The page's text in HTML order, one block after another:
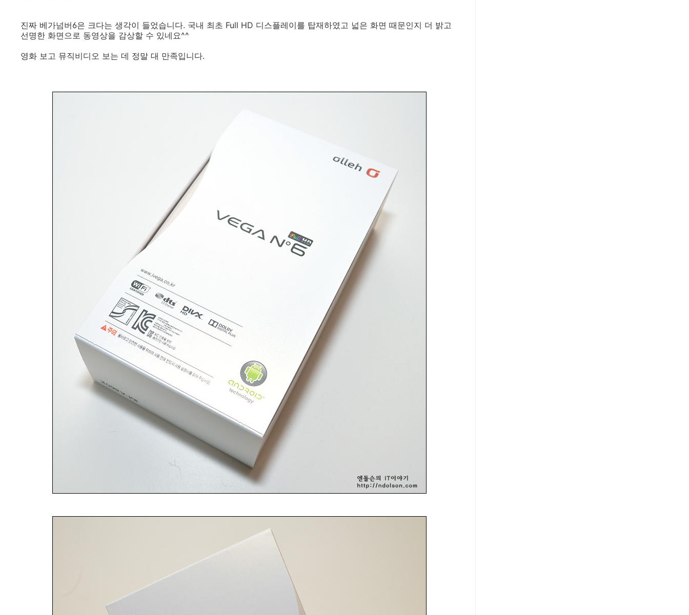
진짜 베가넘버6은 크다는 생각이 들었습니다. 국내 최초 Full HD 디스플레이를 탑재하였고 넓은 화면 때문인지 더 밝고
선명한 화면으로 동영상을 감상할 수 있네요^^
영화 보고 뮤직비디오 보는 데 정말 대 만족입니다.